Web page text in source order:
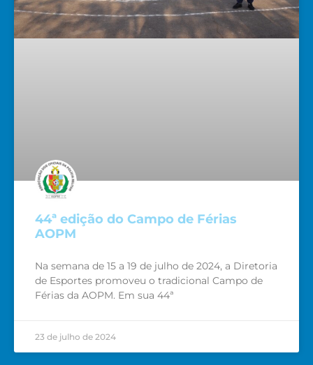
44ª edição do Campo de Férias
AOPM
Na semana de 15 a 19 de julho de 2024, a Diretoria
de Esportes promoveu o tradicional Campo de
Férias da AOPM. Em sua 44ª
23 de julho de 2024